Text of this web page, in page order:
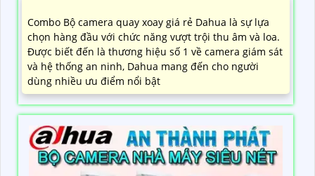
Combo Bộ camera quay xoay giá rẻ Dahua là sự lựa
chọn hàng đầu với chức năng vượt trội thu âm và loa.
Được biết đến là thương hiệu số 1 về camera giám sát
và hệ thống an ninh, Dahua mang đến cho người
dùng nhiều ưu điểm nổi bật